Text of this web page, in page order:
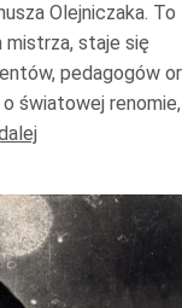
Olejniczaka. To
mistrza, staje się
pedagogów
światowej renomie,